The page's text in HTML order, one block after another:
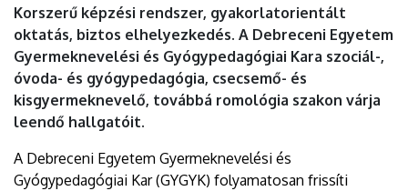
DEBRECENI
EGYETEM
Korszerű képzési rendszer, gyakorlatorientált
oktatás, biztos elhelyezkedés. A Debreceni Egyetem
Gyermeknevelési és Gyógypedagógiai Kara szociál-,
óvoda- és gyógypedagógia, csecsemő- és
kisgyermeknevelő, továbbá romológia szakon várja
leendő hallgatóit.
A Debreceni Egyetem Gyermeknevelési és
Gyógypedagógiai Kar (GYGYK) folyamatosan frissíti